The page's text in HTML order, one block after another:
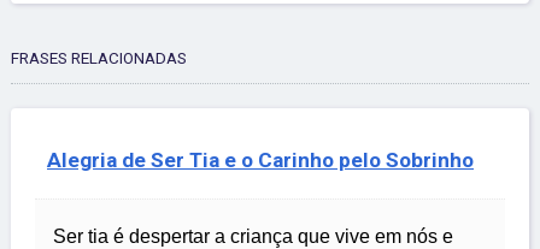
FRASES RELACIONADAS
Alegria de Ser Tia e o Carinho pelo Sobrinho
Ser tia é despertar a criança que vive em nós e